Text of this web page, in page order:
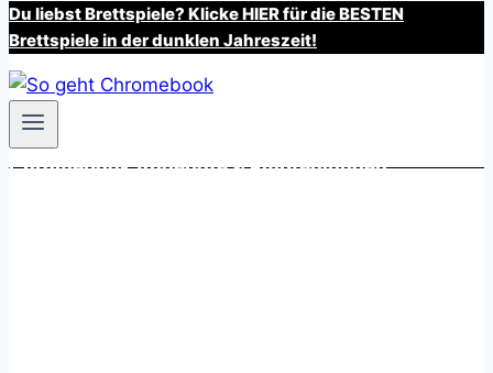
Du liebst Brettspiele? Klicke HIER für die BESTEN
Brettspiele in der dunklen Jahreszeit!
Chromebook Angebote & Empfehlungen